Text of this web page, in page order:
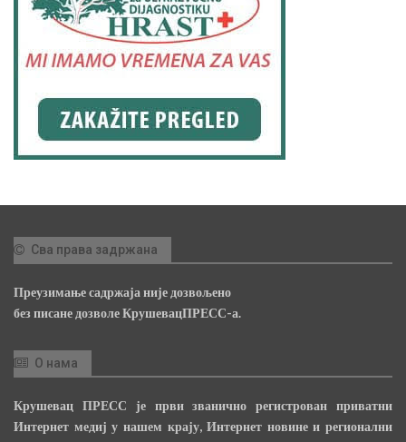
Сва права задржана
Преузимање садржаја није дозвољено
без писане дозволе КрушевацПРЕСС-а.
О нама
Крушевац ПРЕСС је први званично регистрован приватни
Интернет медиј у нашем крају, Интернет новине и регионални